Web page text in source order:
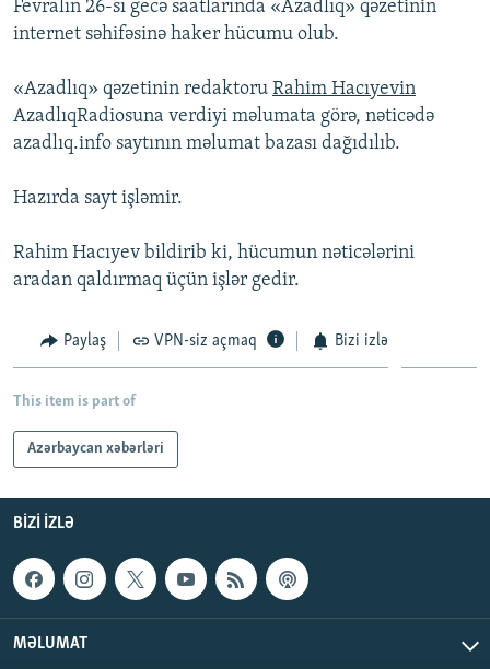
ARAŞDIRMA
MULTIMEDIA
VIDEO
İNFOQRAFIKA
RADIO ARXIV
AZƏRBAYCAN ƏDƏBIYYATI KITABXANASI
İSLAM VƏ DEMOKRATIYA
İZ - MƏDƏNIYYƏT PROQRAMI
HAQQIMIZDA
MISSIYAMIZ
PEŞƏ ETIKASI VƏ JURNALISTIKA STANDARTLARIMIZ
MATERIALLARIMIZDAN ISTIFADƏ
XƏBƏR BÜLLETENLƏRIMIZ
Fevralın 26-sı gecə saatlarında «Azadlıq» qəzetinin
internet səhifəsinə haker hücumu olub.
«Azadlıq» qəzetinin redaktoru Rahim Hacıyevin
AzadlıqRadiosuna verdiyi məlumata görə, nəticədə
azadlıq.info saytının məlumat bazası dağıdılıb.
Hazırda sayt işləmir.
Rahim Hacıyev bildirib ki, hücumun nəticələrini
aradan qaldırmaq üçün işlər gedir.
Paylaş VPN-siz açmaq Bizi izlə
This item is part of
Azərbaycan xəbərləri
BIZI IZLƏ
MƏLUMAT